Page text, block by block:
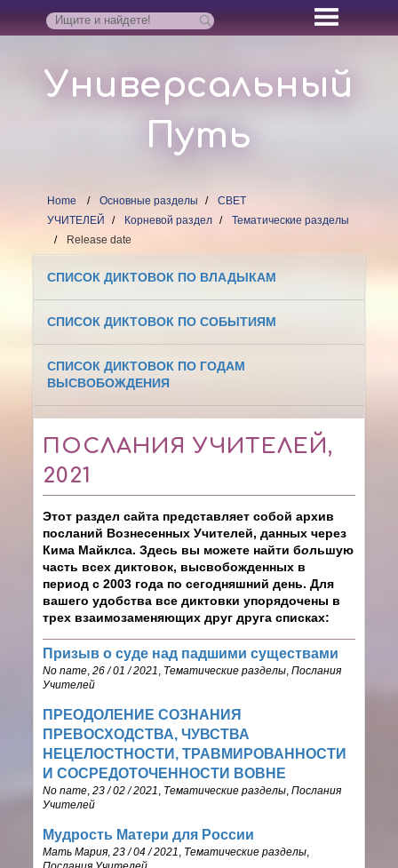
Универсальный
Путь
Home Основные разделы
СВЕТ
УЧИТЕЛЕЙ
Корневой раздел
Тематические разделы
Release date
СПИСОК ДИКТОВОК ПО ВЛАДЫКАМ
СПИСОК ДИКТОВОК ПО СОБЫТИЯМ
СПИСОК ДИКТОВОК ПО ГОДАМ
ВЫСВОБОЖДЕНИЯ
ПОСЛАНИЯ УЧИТЕЛЕЙ,
2021
Этот раздел сайта представляет собой архив
посланий Вознесенных Учителей, данных через
Кима Майклса. Здесь вы можете найти большую
часть всех диктовок, высвобожденных в
период с 2003 года по сегодняшний день. Для
вашего удобства все диктовки упорядочены в
трех взаимозаменяющих друг друга списках:
Призыв о суде над падшими существами
No name ,26 / 01 / 2021 Тематические разделы ,Послания
Учителей
ПРЕОДОЛЕНИЕ СОЗНАНИЯ
ПРЕВОСХОДСТВА, ЧУВСТВА
НЕЦЕЛОСТНОСТИ, ТРАВМИРОВАННОСТИ
И СОСРЕДОТОЧЕННОСТИ ВОВНЕ
No name ,23 / 02 / 2021 Тематические разделы ,Послания
Учителей
Мудрость Матери для России
Мать Мария ,23 / 04 / 2021 Тематические разделы